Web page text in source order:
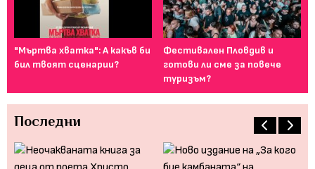
"Мъртва хватка": А какъв би
бил твоят сценарии?
Фестивален Пловдив и
готови ли сме за повече
туризъм?
Последни